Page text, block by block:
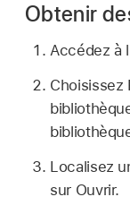
Obtenir
Accédez à
Choisissez
Localisez
sur Ouvrir.